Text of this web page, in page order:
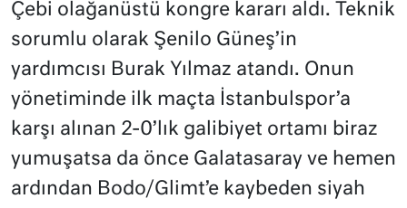
Çebi olağanüstü kongre kararı aldı. Teknik
sorumlu olarak Şenilo Güneş’in
yardımcısı Burak Yılmaz atandı. Onun
yönetiminde ilk maçta İstanbulspor’a
karşı alınan 2-0’lık galibiyet ortamı biraz
yumuşatsa da önce Galatasaray ve hemen
ardından Bodo/Glimt’e kaybeden siyah